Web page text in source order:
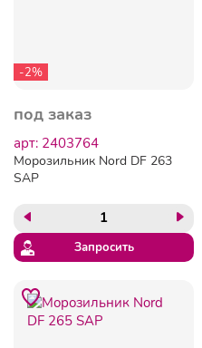
-2%
под заказ
арт: 2403764
Морозильник Nord DF 263
SAP
Запросить